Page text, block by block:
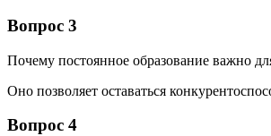
Вопрос 3
Почему постоянное образование важно
Оно позволяет оставаться
Вопрос 4